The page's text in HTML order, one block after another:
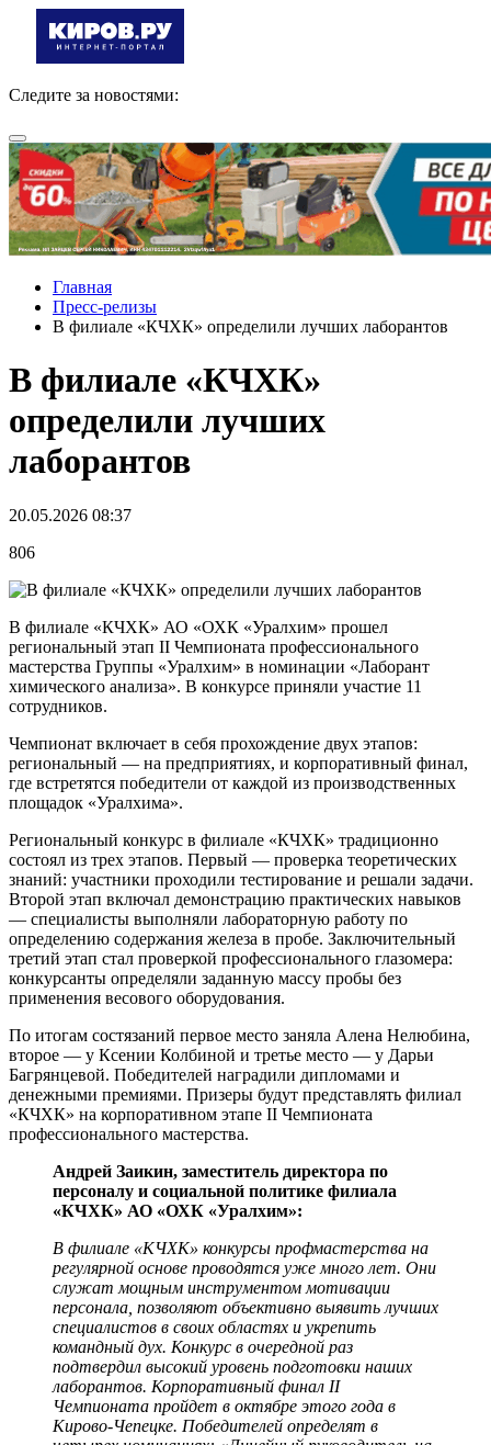
Следите за новостями:
Главная
Пресс-релизы
В филиале «КЧХК» определили лучших лаборантов
В филиале «КЧХК»
определили лучших
лаборантов
20.05.2026 08:37
806
В филиале «КЧХК» АО «ОХК «Уралхим» прошел
региональный этап II Чемпионата профессионального
мастерства Группы «Уралхим» в номинации «Лаборант
химического анализа». В конкурсе приняли участие 11
сотрудников.
Чемпионат включает в себя прохождение двух этапов:
региональный — на предприятиях, и корпоративный финал,
где встретятся победители от каждой из производственных
площадок «Уралхима».
Региональный конкурс в филиале «КЧХК» традиционно
состоял из трех этапов. Первый — проверка теоретических
знаний: участники проходили тестирование и решали задачи.
Второй этап включал демонстрацию практических навыков
— специалисты выполняли лабораторную работу по
определению содержания железа в пробе. Заключительный
третий этап стал проверкой профессионального глазомера:
конкурсанты определяли заданную массу пробы без
применения весового оборудования.
По итогам состязаний первое место заняла Алена Нелюбина,
второе — у Ксении Колбиной и третье место — у Дарьи
Багрянцевой. Победителей наградили дипломами и
денежными премиями. Призеры будут представлять филиал
«КЧХК» на корпоративном этапе II Чемпионата
профессионального мастерства.
Андрей Заикин, заместитель директора по
персоналу и социальной политике филиала
«КЧХК» АО «ОХК «Уралхим»:
В филиале «КЧХК» конкурсы профмастерства на
регулярной основе проводятся уже много лет. Они
служат мощным инструментом мотивации
персонала, позволяют объективно выявить лучших
специалистов в своих областях и укрепить
командный дух. Конкурс в очередной раз
подтвердил высокий уровень подготовки наших
лаборантов. Корпоративный финал II
Чемпионата пройдет в октябре этого года в
Кирово-Чепецке. Победителей определят в